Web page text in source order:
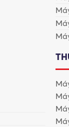
viên tập trung